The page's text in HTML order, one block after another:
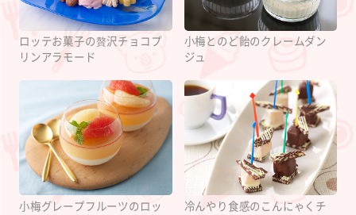
ロッテお菓子の贅沢チョコプ
リンアラモード
小梅とのど飴のクレームダン
ジュ
小梅グレープフルーツのロッ
冷んやり食感のこんにゃくチ